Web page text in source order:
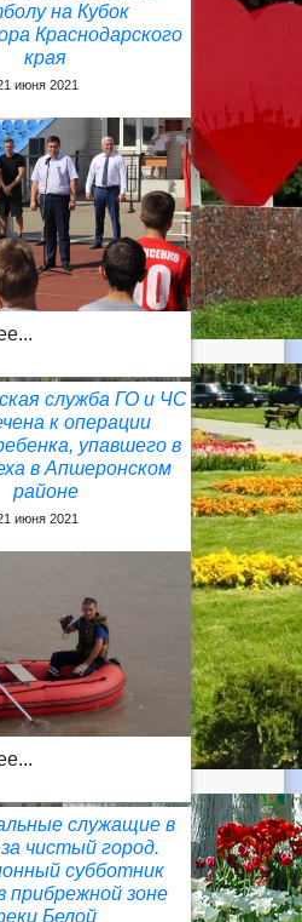
на Кубок
Краснодарского
края
июня 2021
служба ГО и ЧС
к операции
упавшего в
в Апшеронском
районе
июня 2021
служащие в
чистый город.
субботник
прибрежной зоне
Белой